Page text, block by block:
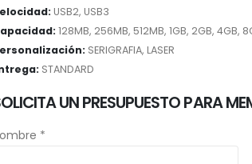
USB2, USB3
128MB, 256MB, 512MB, 1GB, 2GB, 4GB,
SERIGRAFIA, LASER
STANDARD
UN PRESUPUESTO PARA
*